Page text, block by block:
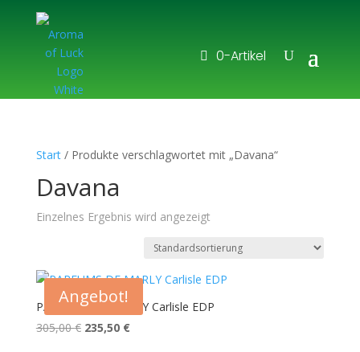
0-Artikel
Start/ Produkte verschlagwortet mit „Davana“
Davana
Einzelnes Ergebnis wird angezeigt
Angebot!
PARFUMS DE MARLY Carlisle EDP
305,00€ Ursprünglicher
235,50 €Aktueller